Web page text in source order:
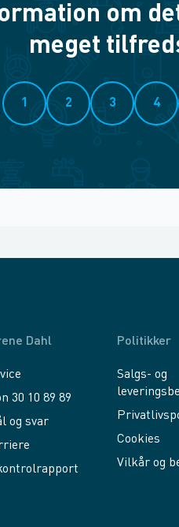
om
meget
1 2 3 4
Dahl
30 10 89 89
og svar
Politikker
Salgs- og
Cookies
Vilkår og